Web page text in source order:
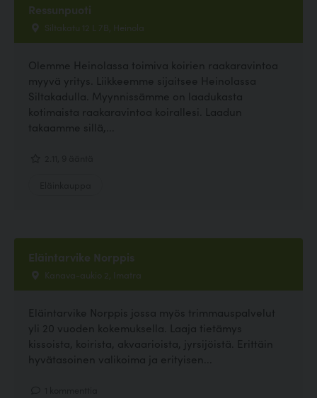
Ressunpuoti
Siltakatu 12 L 7B, Heinola
Olemme Heinolassa toimiva koirien raakaravintoa
myyvä yritys. Liikkeemme sijaitsee Heinolassa
Siltakadulla. Myynnissämme on laadukasta
kotimaista raakaravintoa koirallesi. Laadun
takaamme sillä,...
Eläintarvike Norppis
Kanava-aukio 2, Imatra
Eläintarvike Norppis jossa myös trimmauspalvelut
yli 20 vuoden kokemuksella. Laaja tietämys
kissoista, koirista, akvaarioista, jyrsijöistä. Erittäin
hyvätasoinen valikoima ja erityisen...